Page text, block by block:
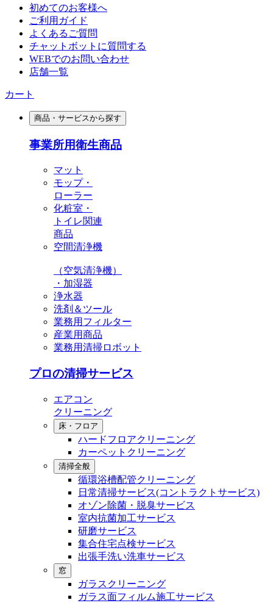
初めてのお客様へ
ご利用ガイド
よくあるご質問
チャットボットに質問する
WEBでのお問い合わせ
店舗一覧
カート
商品・サービスから探す
事業所用衛生商品
マット
モップ・
ローラー
化粧室・
トイレ関連
商品
空間清浄機
（空気清浄機）
・加湿器
浄水器
洗剤＆ツール
業務用フィルター
産業用商品
業務用清掃ロボット
プロの清掃サービス
エアコン
クリーニング
床・フロア
ハードフロアクリーニング
カーペットクリーニング
清掃全般
循環浴槽配管クリーニング
⽇常清掃サービス(コントラクトサービス)
オゾン除菌・脱臭サービス
室内抗菌加工サービス
研磨サービス
集合住宅点検サービス
出張⼿洗い洗⾞サービス
窓
ガラスクリーニング
ガラス⾯フィルム施⼯サービス